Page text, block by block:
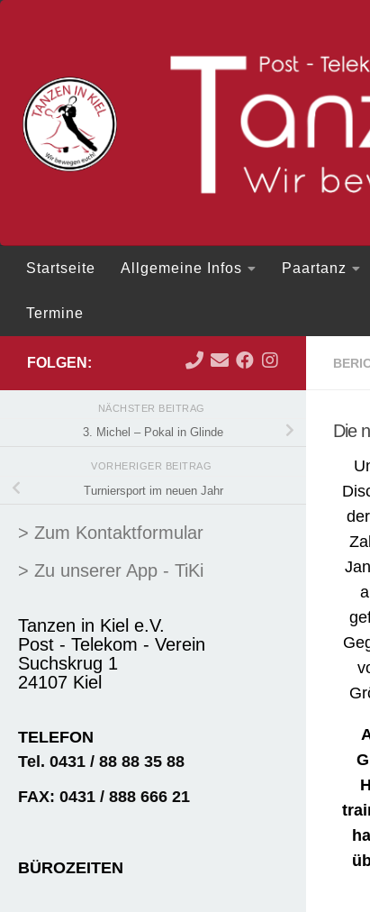
Startseite Allgemeine Infos Paartanz
Termine
Die
FOLGEN:
NÄCHSTER BEITRAG
3. Michel – Pokal in Glinde
VORHERIGER BEITRAG
Turniersport im neuen Jahr
> Zum Kontaktformular
> Zu unserer App - TiKi
Tanzen in Kiel e.V.
Post - Telekom - Verein
Suchskrug 1
24107 Kiel
TELEFON
Tel. 0431 / 88 88 35 88
FAX: 0431 / 888 666 21
BÜROZEITEN